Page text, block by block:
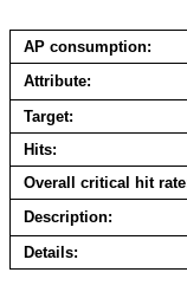
AP consumption
Attribute
Target
Hits
Overall critical hit rate
Description
Details